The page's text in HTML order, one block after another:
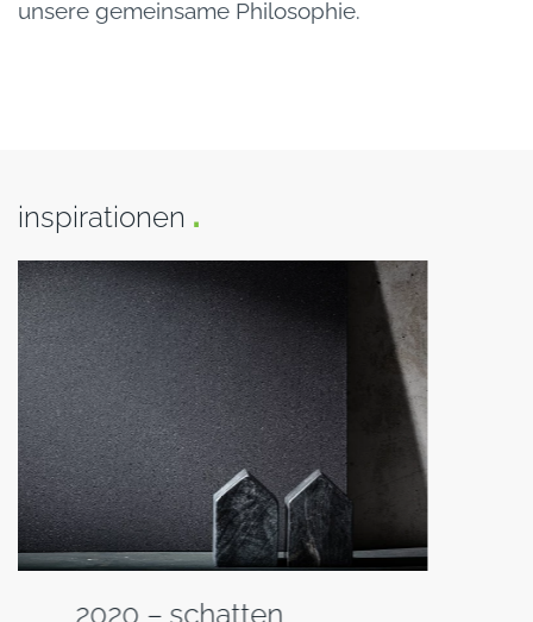
unsere gemeinsame Philosophie.
inspirationen .
2019 – metal nuance